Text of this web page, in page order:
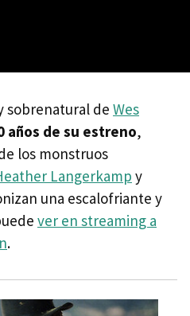
sobrenatural de Wes
años de su estreno,
los monstruos
Langerkamp y
una escalofriante y
ver en streaming a
.